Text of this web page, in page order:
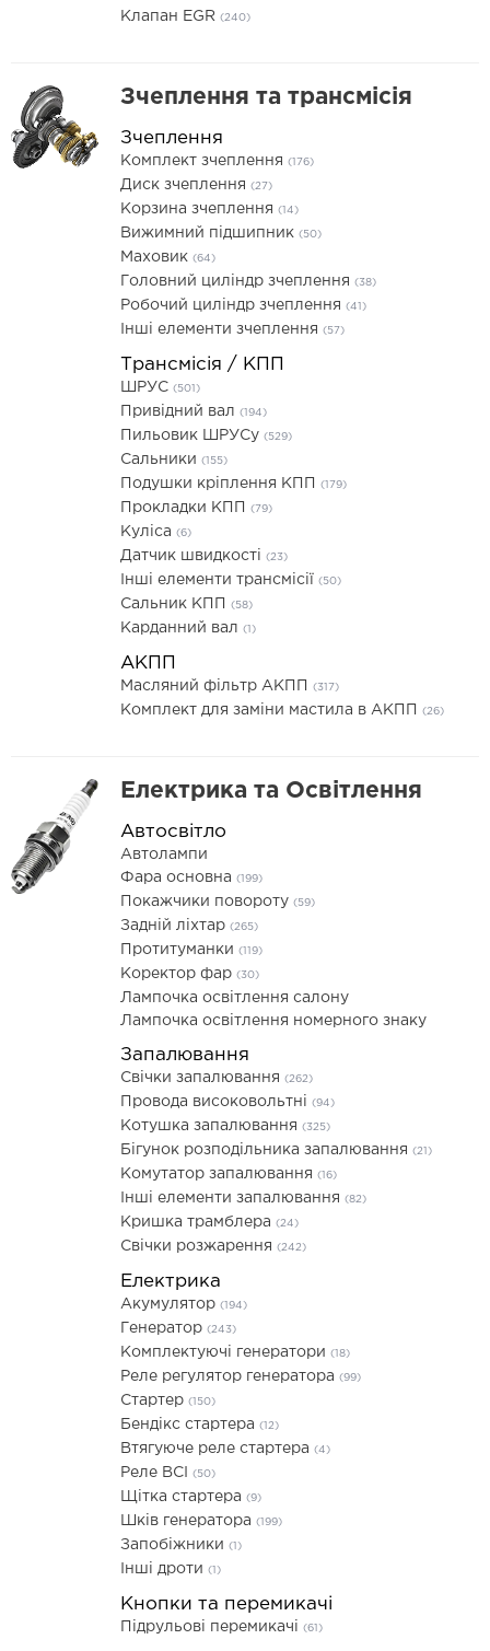
Клапан EGR (240)
Зчеплення та трансмісія
Зчеплення
Комплект зчеплення (176)
Диск зчеплення (27)
Корзина зчеплення (14)
Вижимний підшипник (50)
Маховик (64)
Головний циліндр зчеплення (38)
Робочий циліндр зчеплення (41)
Інші елементи зчеплення (57)
Трансмісія / КПП
ШРУС (501)
Привідний вал (194)
Пильовик ШРУСу (529)
Сальники (155)
Подушки кріплення КПП (179)
Прокладки КПП (79)
Куліса (6)
Датчик швидкості (23)
Інші елементи трансмісії (50)
Сальник КПП (58)
Карданний вал (1)
АКПП
Масляний фільтр АКПП (317)
Комплект для заміни мастила в АКПП (26)
Електрика та Освітлення
Автосвітло
Автолампи
Фара основна (199)
Покажчики повороту (59)
Задній ліхтар (265)
Протитуманки (119)
Коректор фар (30)
Лампочка освітлення салону
Лампочка освітлення номерного знаку
Запалювання
Свічки запалювання (262)
Провода високовольтні (94)
Котушка запалювання (325)
Бігунок розподільника запалювання (21)
Комутатор запалювання (16)
Інші елементи запалювання (82)
Кришка трамблера (24)
Свічки розжарення (242)
Електрика
Акумулятор (194)
Генератор (243)
Комплектуючі генератори (18)
Реле регулятор генератора (99)
Стартер (150)
Бендікс стартера (12)
Втягуюче реле стартера (4)
Реле ВСІ (50)
Щітка стартера (9)
Шків генератора (199)
Запобіжники (1)
Інші дроти (1)
Кнопки та перемикачі
Підрульові перемикачі (61)